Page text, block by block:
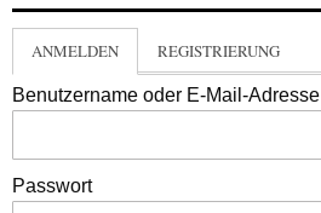
ANMELDEN REGISTRIERUNG
Benutzername oder E-Mail-Adresse
Passwort